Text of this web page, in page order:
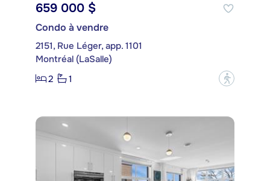
659 000 $
Condo à vendre
2151, Rue Léger, app. 1101
Montréal (LaSalle)
2
1 ?